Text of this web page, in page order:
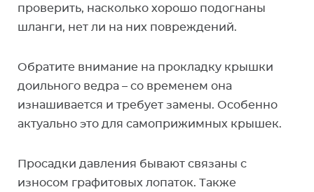
проверить, насколько хорошо подогнаны
шланги, нет ли на них повреждений.
Обратите внимание на прокладку крышки
доильного ведра – со временем она
изнашивается и требует замены. Особенно
актуально это для самоприжимных крышек.
Просадки давления бывают связаны с
износом графитовых лопаток. Также